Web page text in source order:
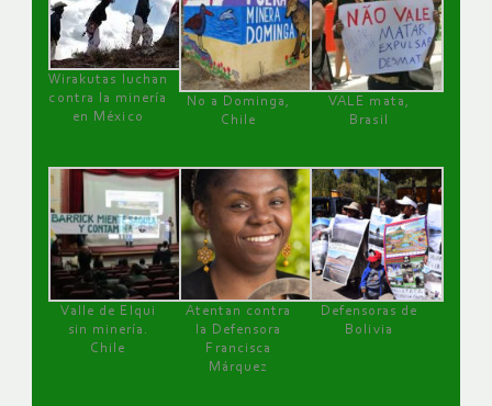
Wirakutas luchan
contra la minería
en México
No a Dominga,
Chile
VALE mata,
Brasil
Valle de Elqui
sin minería.
Chile
Atentan contra
la Defensora
Francisca
Márquez
Defensoras de
Bolivia